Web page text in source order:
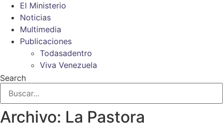
El Ministerio
Noticias
Multimedia
Publicaciones
Todasadentro
Viva Venezuela
Search
Archivo: La Pastora